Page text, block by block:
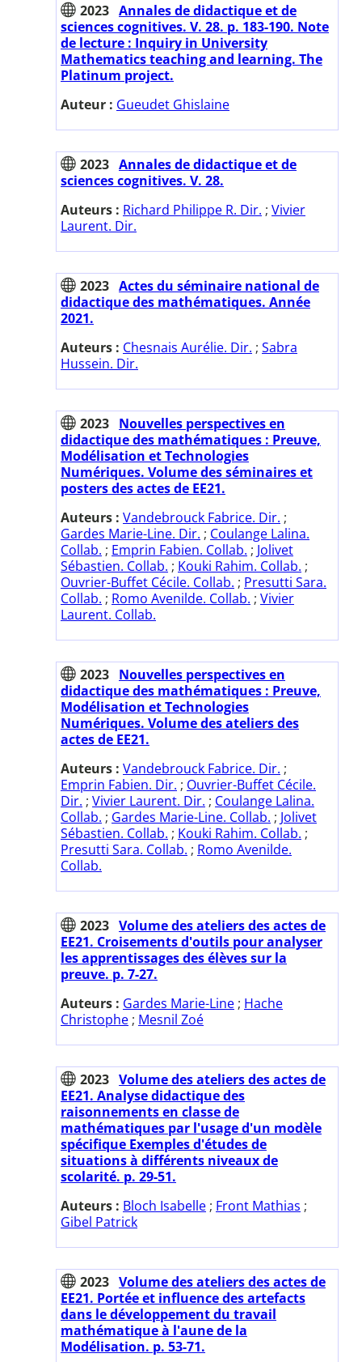
2023 Annales de didactique et de
sciences cognitives. V. 28. p. 183-190. Note
de lecture : Inquiry in University
Mathematics teaching and learning. The
Platinum project.
Auteur : Gueudet Ghislaine
2023 Annales de didactique et de
sciences cognitives. V. 28.
Auteurs : Richard Philippe R. Dir. ; Vivier
Laurent. Dir.
2023 Actes du séminaire national de
didactique des mathématiques. Année
2021.
Auteurs : Chesnais Aurélie. Dir. ; Sabra
Hussein. Dir.
2023 Nouvelles perspectives en
didactique des mathématiques : Preuve,
Modélisation et Technologies
Numériques. Volume des séminaires et
posters des actes de EE21.
Auteurs : Vandebrouck Fabrice. Dir. ;
Gardes Marie-Line. Dir. ; Coulange Lalina.
Collab. ; Emprin Fabien. Collab. ; Jolivet
Sébastien. Collab. ; Kouki Rahim. Collab. ;
Ouvrier-Buffet Cécile. Collab. ; Presutti Sara.
Collab. ; Romo Avenilde. Collab. ; Vivier
Laurent. Collab.
2023 Nouvelles perspectives en
didactique des mathématiques : Preuve,
Modélisation et Technologies
Numériques. Volume des ateliers des
actes de EE21.
Auteurs : Vandebrouck Fabrice. Dir. ;
Emprin Fabien. Dir. ; Ouvrier-Buffet Cécile.
Dir. ; Vivier Laurent. Dir. ; Coulange Lalina.
Collab. ; Gardes Marie-Line. Collab. ; Jolivet
Sébastien. Collab. ; Kouki Rahim. Collab. ;
Presutti Sara. Collab. ; Romo Avenilde.
Collab.
2023 Volume des ateliers des actes de
EE21. Croisements d'outils pour analyser
les apprentissages des élèves sur la
preuve. p. 7-27.
Auteurs : Gardes Marie-Line ; Hache
Christophe ; Mesnil Zoé
2023 Volume des ateliers des actes de
EE21. Analyse didactique des
raisonnements en classe de
mathématiques par l'usage d'un modèle
spécifique Exemples d'études de
situations à différents niveaux de
scolarité. p. 29-51.
Auteurs : Bloch Isabelle ; Front Mathias ;
Gibel Patrick
2023 Volume des ateliers des actes de
EE21. Portée et influence des artefacts
dans le développement du travail
mathématique à l'aune de la
Modélisation. p. 53-71.